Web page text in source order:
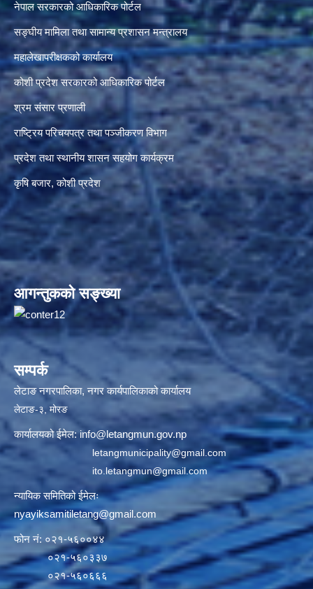
नेपाल सरकारको आधिकारिक पोर्टल
सङ्‍घीय मामिला तथा सामान्य प्रशासन मन्त्रालय
महालेखापरीक्षकको कार्यालय
कोशी प्रदेश सरकारको आधिकारिक पोर्टल
श्रम संसार प्रणाली
राष्ट्रिय परिचयपत्र तथा पञ्जीकरण विभाग
प्रदेश तथा स्थानीय शासन सहयोग कार्यक्रम
कृषि बजार, कोशी प्रदेश
आगन्तुकको सङ्ख्या
सम्पर्क
लेटाङ नगरपालिका, नगर कार्यपालिकाको कार्यालय
लेटाङ-३, मोरङ
कार्यालयको ईमेल:info@letangmun.gov.np
letangmunicipality@gmail.com
ito.letangmun@gmail.com
न्यायिक समितिको ईमेलः
nyayiksamitiletang@gmail.com
फोन नं: ०२१-५६००४४
०२१-५६०३३७
०२१-५६०६६६